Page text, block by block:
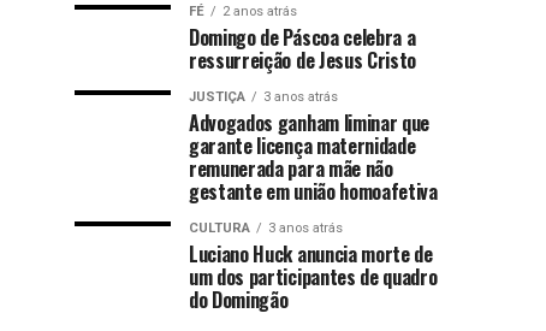
FÉ 2 anos atrás
Domingo de Páscoa celebra a
ressurreição de Jesus Cristo
JUSTIÇA 3 anos atrás
Advogados ganham liminar que
garante licença maternidade
remunerada para mãe não
gestante em união homoafetiva
CULTURA 3 anos atrás
Luciano Huck anuncia morte de
um dos participantes de quadro
do Domingão